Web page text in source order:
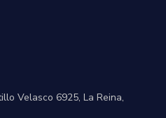
Velasco 6925, La Reina,